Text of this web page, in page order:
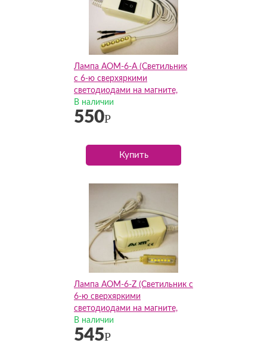
Лампа AOM-6-A (Светильник
с 6-ю сверхяркими
светодиодами на магните,
АОМ)
В наличии
550Р
Купить
Лампа AOM-6-Z (Светильник с
6-ю сверхяркими
светодиодами на магните,
АОМ)
В наличии
545Р